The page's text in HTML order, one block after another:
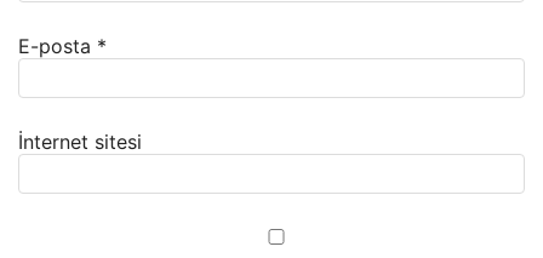
E-posta *
İnternet sitesi